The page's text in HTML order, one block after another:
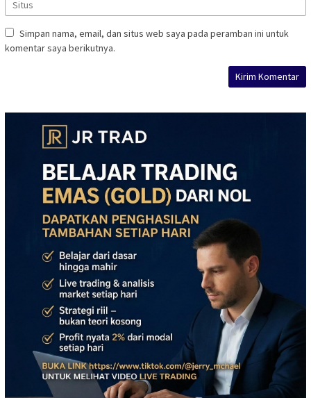
Simpan nama, email, dan situs web saya pada peramban ini untuk
komentar saya berikutnya.